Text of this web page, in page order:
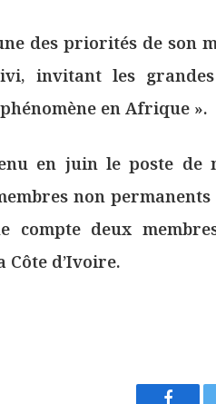
des priorités de
invitant les
en Afrique ».
en juin le poste de
non
compte deux
Côte d’Ivoire.